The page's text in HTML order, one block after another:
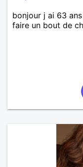
bonjour j ai 63
faire un bout de